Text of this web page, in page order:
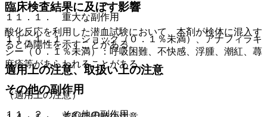
臨床検査結果に及ぼす影響
酸化反応を利用した潜血試験において、本剤が検体に混入す
ると偽陽性を示すことがある。
適用上の注意、取扱い上の注意
（適用上の注意）
１１．１． 重大な副作用
１１．１．１． ショック（０．１％未満）、アナフィラキ
シー（０．１％未満）：呼吸困難、不快感、浮腫、潮紅、蕁
麻疹等があらわれることがある。
その他の副作用
１１．２． その他の副作用